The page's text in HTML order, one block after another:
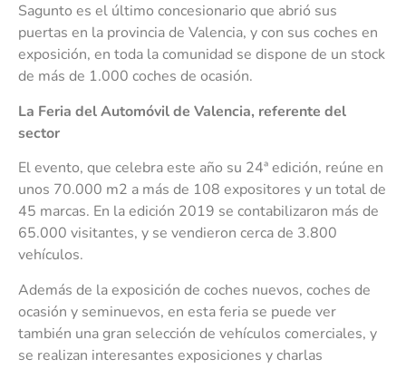
Sagunto es el último concesionario que abrió sus
puertas en la provincia de Valencia, y con sus coches en
exposición, en toda la comunidad se dispone de un stock
de más de 1.000 coches de ocasión.
La Feria del Automóvil de Valencia, referente del
sector
El evento, que celebra este año su 24ª edición, reúne en
unos 70.000 m2 a más de 108 expositores y un total de
45 marcas. En la edición 2019 se contabilizaron más de
65.000 visitantes, y se vendieron cerca de 3.800
vehículos.
Además de la exposición de coches nuevos, coches de
ocasión y seminuevos, en esta feria se puede ver
también una gran selección de vehículos comerciales, y
se realizan interesantes exposiciones y charlas